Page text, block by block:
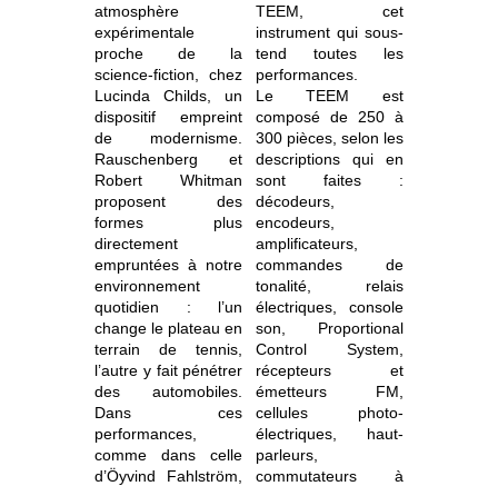
atmosphère
expérimentale
proche de la
science-fiction, chez
Lucinda Childs, un
dispositif empreint
de modernisme.
Rauschenberg et
Robert Whitman
proposent des
formes plus
directement
empruntées à notre
environnement
quotidien : l’un
change le plateau en
terrain de tennis,
l’autre y fait pénétrer
des automobiles.
Dans ces
performances,
comme dans celle
d’Öyvind Fahlström,
TEEM, cet
instrument qui sous-
tend toutes les
performances.
Le TEEM est
composé de 250 à
300 pièces, selon les
descriptions qui en
sont faites :
décodeurs,
encodeurs,
amplificateurs,
commandes de
tonalité, relais
électriques, console
son, Proportional
Control System,
récepteurs et
émetteurs FM,
cellules photo-
électriques, haut-
parleurs,
commutateurs à